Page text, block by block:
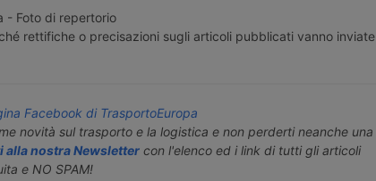
- Foto di repertorio
rettifiche o precisazioni sugli articoli pubblicati vanno inviate
Facebook di TrasportoEuropa
novità sul trasporto e la logistica e non perderti neanche una
alla nostra Newslettercon l'elenco ed i link di tutti gli articoli
e NO SPAM!